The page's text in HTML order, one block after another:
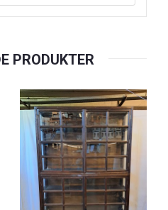
PRODUKTER